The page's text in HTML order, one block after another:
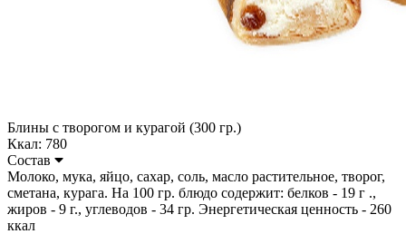
Блины с творогом и курагой (300 гр.)
Ккал: 780
Состав
Молоко, мука, яйцо, сахар, соль, масло растительное, творог,
сметана, курага. На 100 гр. блюдо содержит: белков - 19 г .,
жиров - 9 г., углеводов - 34 гр. Энергетическая ценность - 260
ккал